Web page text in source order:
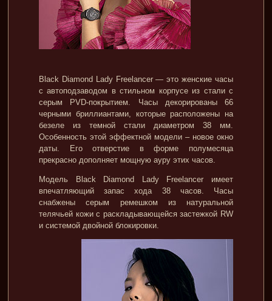
Black Diamond Lady Freelancer — это женские часы
с автоподзаводом в стильном корпусе из стали с
серым PVD-покрытием. Часы декорированы 66
черными бриллиантами, которые расположены на
безеле из темной стали диаметром 38 мм.
Особенность этой эффектной модели – новое окно
даты. Его отверстие в форме полумесяца
прекрасно дополняет мощную ауру этих часов.
Модель Black Diamond Lady Freelancer имеет
впечатляющий запас хода 38 часов. Часы
снабжены серым ремешком из натуральной
телячьей кожи с раскладывающейся застежкой RW
и системой двойной блокировки.